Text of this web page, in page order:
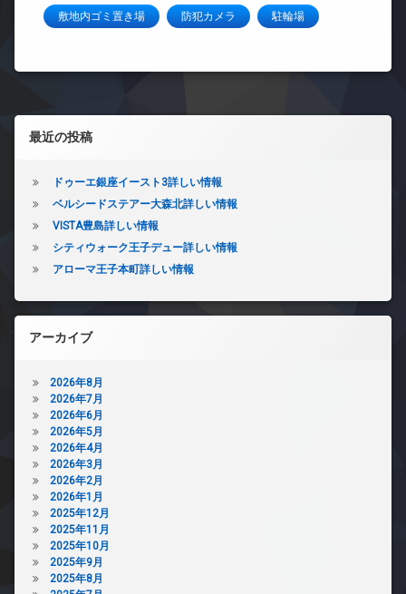
敷地内ゴミ置き場 防犯カメラ 駐輪場
左サイドバー
最近の投稿
ドゥーエ銀座イースト3詳しい情報
ベルシードステアー大森北詳しい情報
VISTA豊島詳しい情報
シティウォーク王子デュー詳しい情報
アローマ王子本町詳しい情報
アーカイブ
2026年8月
2026年7月
2026年6月
2026年5月
2026年4月
2026年3月
2026年2月
2026年1月
2025年12月
2025年11月
2025年10月
2025年9月
2025年8月